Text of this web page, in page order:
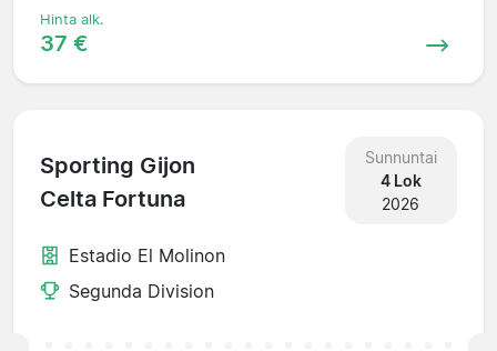
Hinta alk.
37 €
Sporting Gijon
Celta Fortuna
Sunnuntai
4 Lok
2026
Estadio El Molinon
Segunda Division